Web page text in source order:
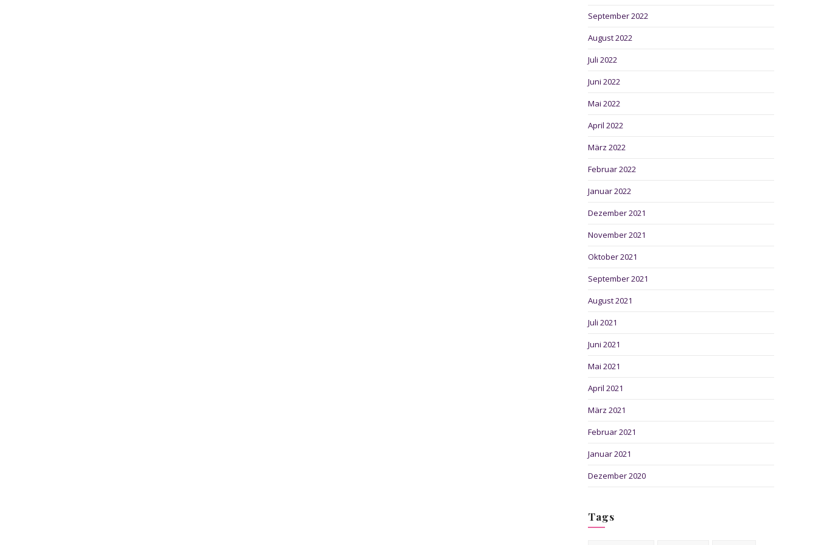
September 2022
August 2022
Juli 2022
Juni 2022
Mai 2022
April 2022
März 2022
Februar 2022
Januar 2022
Dezember 2021
November 2021
Oktober 2021
September 2021
August 2021
Juli 2021
Juni 2021
Mai 2021
April 2021
März 2021
Februar 2021
Januar 2021
Dezember 2020
Tags